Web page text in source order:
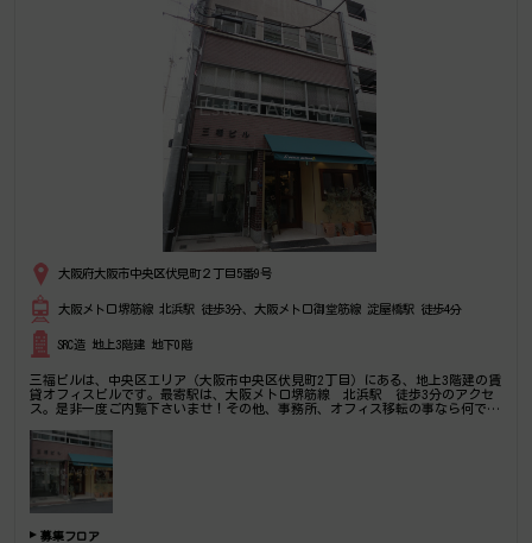
大阪府大阪市中央区伏見町２丁目5番9号
大阪メトロ堺筋線 北浜駅 徒歩3分、大阪メトロ御堂筋線 淀屋橋駅 徒歩4分
SRC造 地上3階建 地下0階
三福ビルは、中央区エリア（大阪市中央区伏見町2丁目）にある、地上3階建の賃
貸オフィスビルです。最寄駅は、大阪メトロ堺筋線 北浜駅 徒歩3分のアクセ
ス。是非一度ご内覧下さいませ！その他、事務所、オフィス移転の事なら何でも
募集フロア